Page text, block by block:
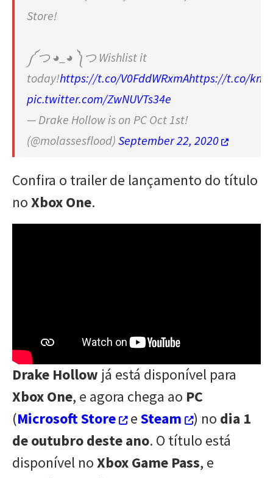
Store!
༼ つ ◕_◕ ༽つ Wishlist it
today!https://t.co/V0FddWRxmAhttps://t.co/
pic.twitter.com/ZwNUVTs34e
— Drake Hollow is on PC Oct 1st!
(@molassesflood) September 22, 2020
Confira o trailer de lançamento do título
noXbox One.
Drake Hollow já está disponível para
Xbox One, e agora chega ao PC
(Microsoft Store eSteam ) no dia 1
de outubro deste ano. O título está
disponível noXbox Game Pass, e